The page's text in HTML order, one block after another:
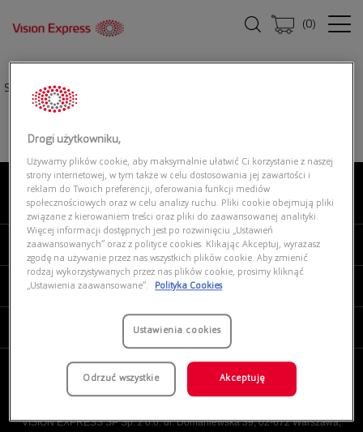
(0)
Strona główna|
O NAS
MOJE VISION EXPRESS
PRODUKTY I USŁUGI
VISION EXPRESS SP Sp. z o.o. ul. Domaniewska 39, 02-672 Warszawa,
Drogi użytkowniku,
Używamy plików cookie, aby maksymalnie ułatwić Ci korzystanie z naszej
strony internetowej, w tym także w celu dostosowania jej zawartości i
reklam do Twoich preferencji, oferowania funkcji mediów
społecznościowych oraz w celu analizy ruchu. Pliki cookie obejmują pliki
związane z kierowaniem treści oraz pliki do zaawansowanej analityki.
Więcej informacji dostępnych jest po rozwinięciu „Ustawień
zaawansowanych” oraz z polityce cookies. Klikając Akceptuj, wyrażasz
zgodę na używanie przez nas wszystkich plików cookie. Aby zmienić
rodzaj wykorzystywanych przez nas plików cookie, prosimy kliknąć
„Ustawienia zaawansowane”.
Polityka Cookies
Ustawienia cookies
Odrzuć wszystkie Akceptuję